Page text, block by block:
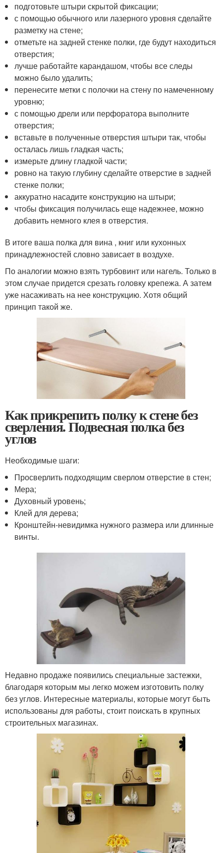
подготовьте штыри скрытой фиксации;
с помощью обычного или лазерного уровня сделайте
разметку на стене;
отметьте на задней стенке полки, где будут находиться
отверстия;
лучше работайте карандашом, чтобы все следы
можно было удалить;
перенесите метки с полочки на стену по намеченному
уровню;
с помощью дрели или перфоратора выполните
отверстия;
вставьте в полученные отверстия штыри так, чтобы
осталась лишь гладкая часть;
измерьте длину гладкой части;
ровно на такую глубину сделайте отверстие в задней
стенке полки;
аккуратно насадите конструкцию на штыри;
чтобы фиксация получилась еще надежнее, можно
добавить немного клея в отверстия.
В итоге ваша полка для вина , книг или кухонных
принадлежностей словно зависает в воздухе.
По аналогии можно взять турбовинт или нагель. Только в
этом случае придется срезать головку крепежа. А затем
уже насаживать на нее конструкцию. Хотя общий
принцип такой же.
Как прикрепить полку к стене без
сверления. Подвесная полка без
углов
Необходимые шаги:
Просверлить подходящим сверлом отверстие в стен;
Мера;
Духовный уровень;
Клей для дерева;
Кронштейн-невидимка нужного размера или длинные
винты.
Недавно продаже появились специальные застежки,
благодаря которым мы легко можем изготовить полку
без углов. Интересные материалы, которые могут быть
использованы для работы, стоит поискать в крупных
строительных магазинах.